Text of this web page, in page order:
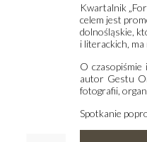
Kwartalnik
celem jest
dolnośląskie,
i literackich,
O czasopiśmie
autor Gestu
fotografii,
Spotkanie